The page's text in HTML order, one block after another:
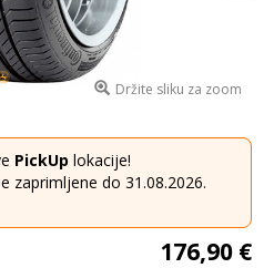
Držite sliku za zoom
PickUp lokacije!
zaprimljene do 31.08.2026.
176,90 €